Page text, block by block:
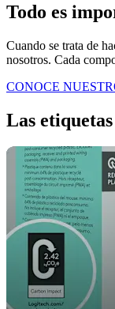
Todo es
Cuando se trata de
nosotros. Cada
CONOCE
Las